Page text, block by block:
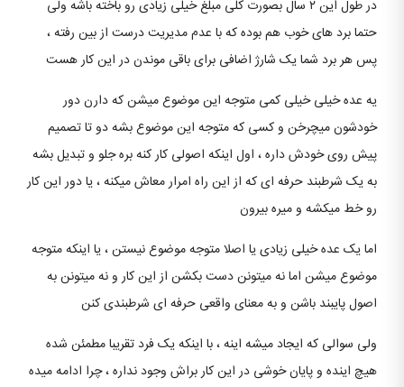
در طول این ۲ سال بصورت کلی مبلغ خیلی زیادی رو باخته باشه ولی
حتما برد های خوب هم بوده که با عدم مدیریت درست از بین رفته ،
پس هر برد شما یک شارژ اضافی برای باقی موندن در این کار هست
یه عده خیلی خیلی کمی متوجه این موضوع میشن که دارن دور
خودشون میچرخن و کسی که متوجه این موضوع بشه دو تا تصمیم
پیش روی خودش داره ، اول اینکه اصولی کار کنه بره جلو و تبدیل بشه
به یک شرطبند حرفه ای که از این راه امرار معاش میکنه ، یا دور این کار
رو خط میکشه و میره بیرون
اما یک عده خیلی زیادی یا اصلا متوجه موضوع نیستن ، یا اینکه متوجه
موضوع میشن اما نه میتونن دست بکشن از این کار و نه میتونن به
اصول پایبند باشن و به معنای واقعی حرفه ای شرطبندی کنن
ولی سوالی که ایجاد میشه اینه ، با اینکه یک فرد تقریبا مطمئن شده
هیچ اینده و پایان خوشی در این کار براش وجود نداره ، چرا ادامه میده